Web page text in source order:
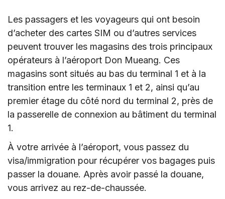
l’Aéroport de Don Mueang?
V. Pourquoi Acheter une eSIM Thaïlande pour
les Touristes En Ligne Avant d’Arriver à
l’Aéroport DMK?
V. Change de Devises – Espèces Uniquement
VI. Wi-Fi Gratuit
VII. Conseils Supplémentaires Lors de l’Achat
VIII. FAQ sur l’obtention d’une carte SIM à
l’aéroport de Don Mueang
Les passagers et les voyageurs qui ont besoin
d’acheter des cartes SIM ou d’autres services
peuvent trouver les magasins des trois principaux
opérateurs à l’aéroport Don Mueang. Ces
magasins sont situés au bas du terminal 1 et à la
transition entre les terminaux 1 et 2, ainsi qu’au
premier étage du côté nord du terminal 2, près de
la passerelle de connexion au bâtiment du terminal
1.
À votre arrivée à l’aéroport, vous passez du
visa/immigration pour récupérer vos bagages puis
passer la douane. Après avoir passé la douane,
vous arrivez au rez-de-chaussée.